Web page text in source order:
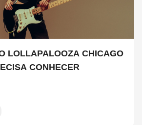
LOLLAPALOOZA CHICAGO
CONHECER